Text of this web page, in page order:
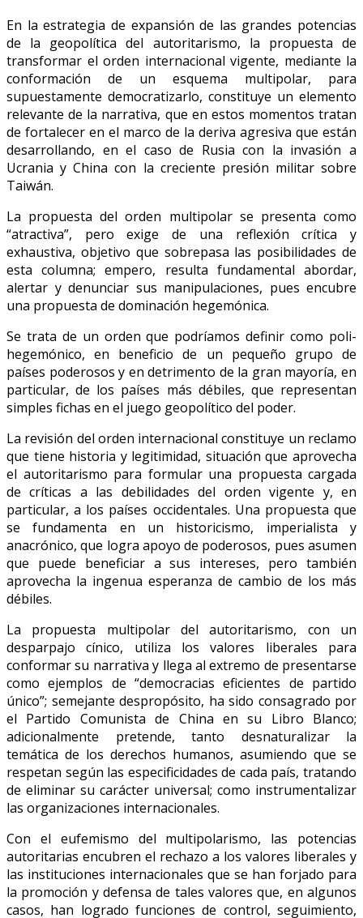
En la estrategia de expansión de las grandes potencias
de la geopolítica del autoritarismo, la propuesta de
transformar el orden internacional vigente, mediante la
conformación de un esquema multipolar, para
supuestamente democratizarlo, constituye un elemento
relevante de la narrativa, que en estos momentos tratan
de fortalecer en el marco de la deriva agresiva que están
desarrollando, en el caso de Rusia con la invasión a
Ucrania y China con la creciente presión militar sobre
Taiwán.
La propuesta del orden multipolar se presenta como
“atractiva”, pero exige de una reflexión crítica y
exhaustiva, objetivo que sobrepasa las posibilidades de
esta columna; empero, resulta fundamental abordar,
alertar y denunciar sus manipulaciones, pues encubre
una propuesta de dominación hegemónica.
Se trata de un orden que podríamos definir como poli-
hegemónico, en beneficio de un pequeño grupo de
países poderosos y en detrimento de la gran mayoría, en
particular, de los países más débiles, que representan
simples fichas en el juego geopolítico del poder.
La revisión del orden internacional constituye un reclamo
que tiene historia y legitimidad, situación que aprovecha
el autoritarismo para formular una propuesta cargada
de críticas a las debilidades del orden vigente y, en
particular, a los países occidentales. Una propuesta que
se fundamenta en un historicismo, imperialista y
anacrónico, que logra apoyo de poderosos, pues asumen
que puede beneficiar a sus intereses, pero también
aprovecha la ingenua esperanza de cambio de los más
débiles.
La propuesta multipolar del autoritarismo, con un
desparpajo cínico, utiliza los valores liberales para
conformar su narrativa y llega al extremo de presentarse
como ejemplos de “democracias eficientes de partido
único”; semejante despropósito, ha sido consagrado por
el Partido Comunista de China en su Libro Blanco;
adicionalmente pretende, tanto desnaturalizar la
temática de los derechos humanos, asumiendo que se
respetan según las especificidades de cada país, tratando
de eliminar su carácter universal; como instrumentalizar
las organizaciones internacionales.
Con el eufemismo del multipolarismo, las potencias
autoritarias encubren el rechazo a los valores liberales y
las instituciones internacionales que se han forjado para
la promoción y defensa de tales valores que, en algunos
casos, han logrado funciones de control, seguimiento,